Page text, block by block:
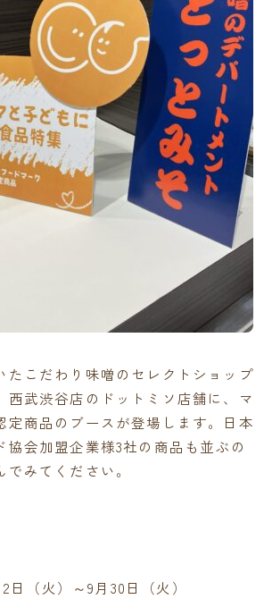
たこだわり味噌のセレクトショップ
西武渋谷店のドットミソ店舗に、マ
定商品のブースが登場します。日本
協会加盟企業様3社の商品も並ぶの
みてください。
日（火）～9月30日（火）